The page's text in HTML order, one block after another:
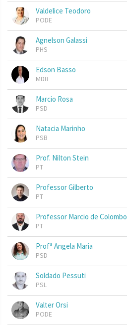
Valdelice Teodoro
PODE
Agnelson Galassi
PHS
Edson Basso
MDB
Marcio Rosa
PSD
Natacia Marinho
PSB
Prof. Nilton Stein
PT
Professor Gilberto
PT
Professor Marcio de Colombo
PT
Profª Angela Maria
PSD
Soldado Pessuti
PSL
Valter Orsi
PODE